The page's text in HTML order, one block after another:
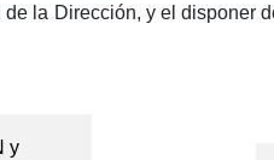
la Dirección, y el disponer
y